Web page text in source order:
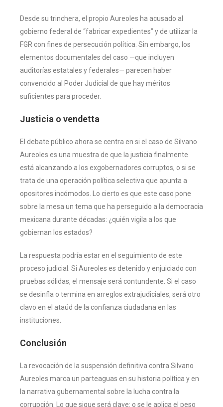
Desde su trinchera, el propio Aureoles ha acusado al
gobierno federal de “fabricar expedientes” y de utilizar la
FGR con fines de persecución política. Sin embargo, los
elementos documentales del caso —que incluyen
auditorías estatales y federales— parecen haber
convencido al Poder Judicial de que hay méritos
suficientes para proceder.
Justicia o vendetta
El debate público ahora se centra en si el caso de Silvano
Aureoles es una muestra de que la justicia finalmente
está alcanzando a los exgobernadores corruptos, o si se
trata de una operación política selectiva que apunta a
opositores incómodos. Lo cierto es que este caso pone
sobre la mesa un tema que ha perseguido a la democracia
mexicana durante décadas: ¿quién vigila a los que
gobiernan los estados?
La respuesta podría estar en el seguimiento de este
proceso judicial. Si Aureoles es detenido y enjuiciado con
pruebas sólidas, el mensaje será contundente. Si el caso
se desinfla o termina en arreglos extrajudiciales, será otro
clavo en el ataúd de la confianza ciudadana en las
instituciones.
Conclusión
La revocación de la suspensión definitiva contra Silvano
Aureoles marca un parteaguas en su historia política y en
la narrativa gubernamental sobre la lucha contra la
corrupción. Lo que sigue será clave: o se le aplica el peso